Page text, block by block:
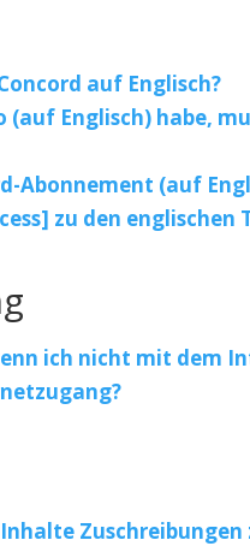
auf Englisch?
Englisch) habe,
Abonnement (auf
zu den englischen
ich nicht mit dem